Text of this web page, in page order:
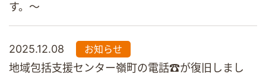
す。～
2025.12.08 お知らせ
地域包括支援センター嶺町の電話☎が復旧しまし